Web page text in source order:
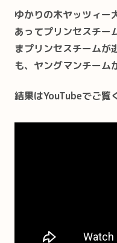
ゆかりの木ヤッツィー
あってプリンセスチー
まプリンセスチーム
も、ヤングマンチー
結果はYouTubeでご覧